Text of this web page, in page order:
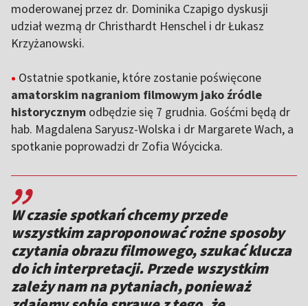
moderowanej przez dr. Dominika Czapigo dyskusji
udział wezmą dr Christhardt Henschel i dr Łukasz
Krzyżanowski.
• Ostatnie spotkanie, które zostanie poświęcone
amatorskim nagraniom filmowym jako źródle
historycznym odbędzie się 7 grudnia. Gośćmi będą dr
hab. Magdalena Saryusz-Wolska i dr Margarete Wach, a
spotkanie poprowadzi dr Zofia Wóycicka.
,,
W czasie spotkań chcemy przede
wszystkim zaproponować rożne sposoby
czytania obrazu filmowego, szukać klucza
do ich interpretacji. Przede wszystkim
zależy nam na pytaniach, ponieważ